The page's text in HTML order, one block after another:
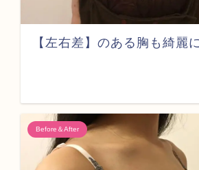
【左右差】のある胸も綺麗
Before＆After